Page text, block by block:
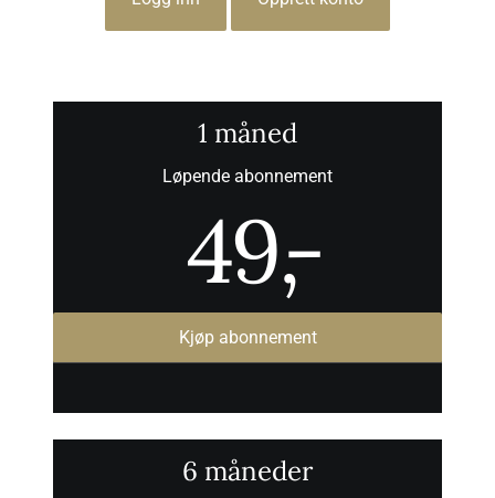
1 måned
Løpende abonnement
49,-
Kjøp abonnement
6 måneder